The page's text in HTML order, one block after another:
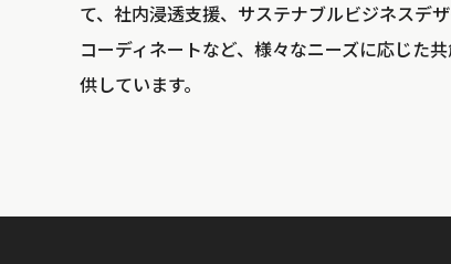
て、社内浸透支援、サステナブルビジネスデ
コーディネートなど、様々なニーズに応じた
供しています。